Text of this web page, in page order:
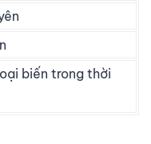
biến trong thời